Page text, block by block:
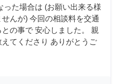
った場合は (お願い出来る様
んが) 今回の相談料を交通
の事で 安心しました。 親
てくださり ありがとうご